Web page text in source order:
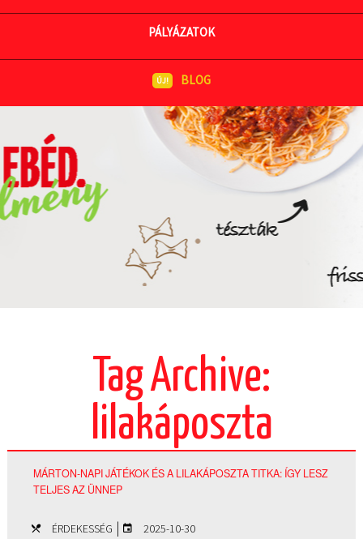
PÁLYÁZATOK
BLOG
Tag Archive:
lilakáposzta
MÁRTON-NAPI JÁTÉKOK ÉS A LILAKÁPOSZTA TITKA: ÍGY LESZ
TELJES AZ ÜNNEP
ÉRDEKESSÉG | 2025-10-30